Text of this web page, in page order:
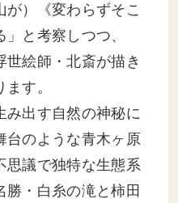
が）《変わらずそこ
と考察しつつ、
世絵師・北斎が描き
す。
み出す自然の神秘に
台のような青木ヶ原
思議で独特な生態系
勝・白糸の滝と柿田